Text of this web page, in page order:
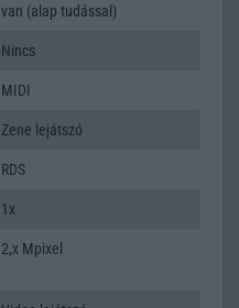
van (alap tudással)
Nincs
MIDI
Zene lejátszó
RDS
1x
2,x Mpixel